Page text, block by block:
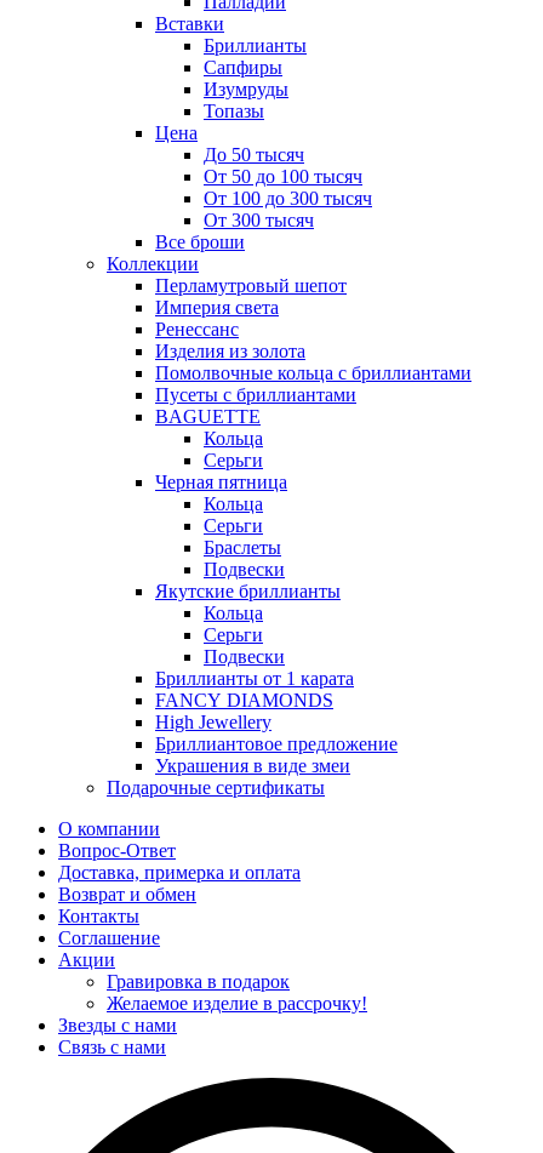
Вставки
Бриллианты
Сапфиры
Изумруды
Топазы
Цена
До 50 тысяч
От 50 до 100 тысяч
От 100 до 300 тысяч
От 300 тысяч
Все броши
Коллекции
Перламутровый шепот
Империя света
Ренессанс
Изделия из золота
Помолвочные кольца с бриллиантами
Пусеты с бриллиантами
BAGUETTE
Кольца
Серьги
Черная пятница
Кольца
Серьги
Браслеты
Подвески
Якутские бриллианты
Кольца
Серьги
Подвески
Бриллианты от 1 карата
FANCY DIAMONDS
High Jewellery
Бриллиантовое предложение
Украшения в виде змеи
Подарочные сертификаты
О компании
Вопрос-Ответ
Доставка, примерка и оплата
Возврат и обмен
Контакты
Соглашение
Акции
Гравировка в подарок
Желаемое изделие в рассрочку!
Звезды с нами
Связь с нами